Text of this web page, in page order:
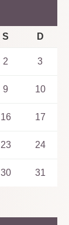
S D
2 3
9 10
16 17
23 24
30 31